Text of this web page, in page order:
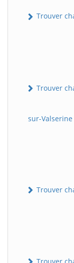
Trouver
Trouver
sur-Valserine
Trouver